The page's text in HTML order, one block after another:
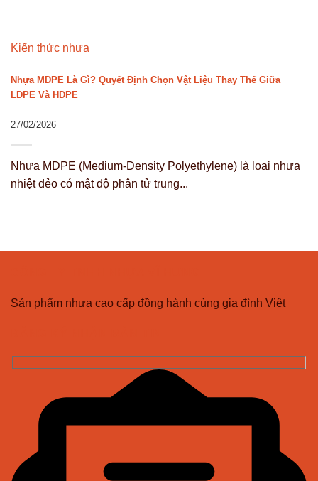
Kiến thức nhựa
Nhựa MDPE Là Gì? Quyết Định Chọn Vật Liệu Thay Thế Giữa
LDPE Và HDPE
27/02/2026
Nhựa MDPE (Medium-Density Polyethylene) là loại nhựa
nhiệt dẻo có mật độ phân tử trung...
Sản phẩm nhựa cao cấp đồng hành cùng gia đình Việt